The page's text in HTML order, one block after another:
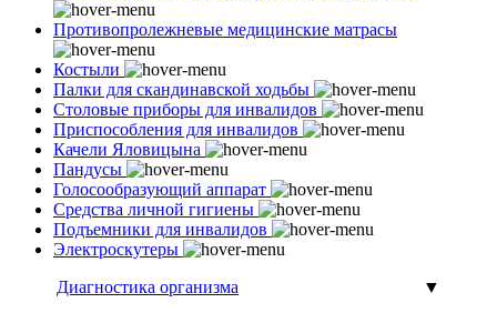
Противопролежневые медицинские матрасы
Костыли
Палки для скандинавской ходьбы
Столовые приборы для инвалидов
Приспособления для инвалидов
Качели Яловицына
Пандусы
Голосообразующий аппарат
Средства личной гигиены
Подъемники для инвалидов
Электроскутеры
Диагностика организма
▼